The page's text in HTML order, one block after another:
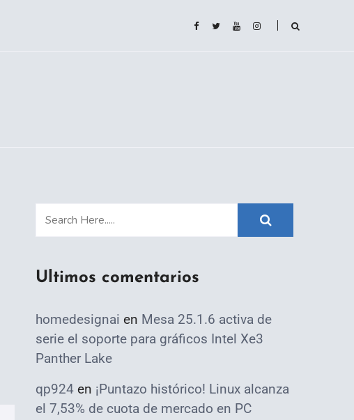
Ultimos comentarios
homedesignai en Mesa 25.1.6 activa de
serie el soporte para gráficos Intel Xe3
Panther Lake
qp924 en ¡Puntazo histórico! Linux alcanza
el 7,53% de cuota de mercado en PC